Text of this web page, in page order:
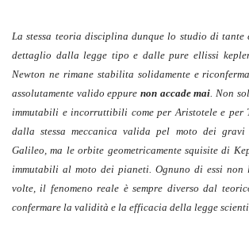
La stessa teoria disciplina dunque lo studio di tante
dettaglio dalla legge tipo e dalle pure ellissi
Newton ne rimane stabilita solidamente e
assolutamente valido eppure non accade mai. Non
immutabili e incorruttibili come per Aristotele e per
dalla stessa meccanica valida pel moto dei
Galileo, ma le orbite geometricamente squisite di
immutabili al moto dei pianeti. Ognuno di essi non
volte, il fenomeno reale è sempre diverso dal
confermare la validità e la efficacia della legge